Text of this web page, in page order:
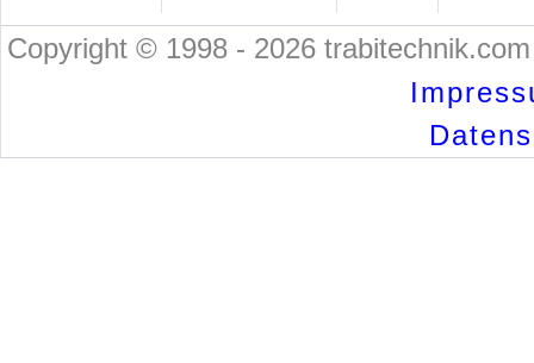
Copyright © 1998 - 2026